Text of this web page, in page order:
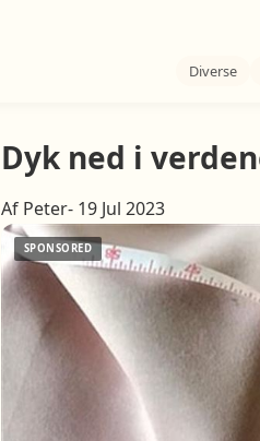
Diverse
Dyk ned i
Af Peter- 19 Jul 2023